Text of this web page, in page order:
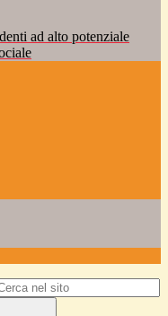
ad alto potenziale